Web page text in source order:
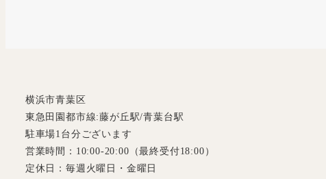
横浜市青葉区
東急田園都市線:藤が丘駅/青葉台駅
駐車場1台分ございます
営業時間：10:00-20:00（最終受付18:00）
定休日：毎週火曜日・金曜日